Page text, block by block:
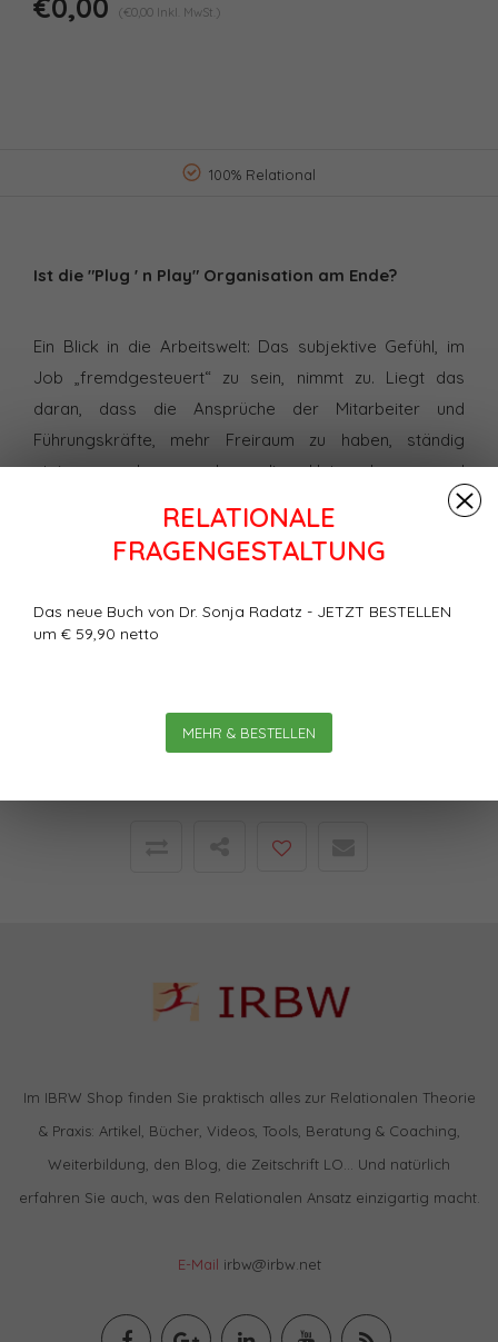
RELATIONALE
FRAGENGESTALTUNG
Das neue Buch von Dr. Sonja Radatz - JETZT BESTELLEN
um € 59,90 netto
MEHR & BESTELLEN
€0,00 (€0,00 Inkl. MwSt.)
100% Relational
Ist die "Plug ' n Play" Organisation am Ende?
Ein Blick in die Arbeitswelt: Das subjektive Gefühl, im
Job „fremdgesteuert“ zu sein, nimmt zu. Liegt das
daran, dass die Ansprüche der Mitarbeiter und
Führungskräfte, mehr Freiraum zu haben, ständig
steigen, oder werden die Unternehmen und
Organisationen immer engmaschiger organisiert,
sodass sich alle Mitglieder der Organisation nolens
volens eingeengt fühlen?
Im IBRW Shop finden Sie praktisch alles zur Relationalen Theorie
& Praxis: Artikel, Bücher, Videos, Tools, Beratung & Coaching,
Weiterbildung, den Blog, die Zeitschrift LO… Und natürlich
erfahren Sie auch, was den Relationalen Ansatz einzigartig macht.
E-Mail irbw@irbw.net